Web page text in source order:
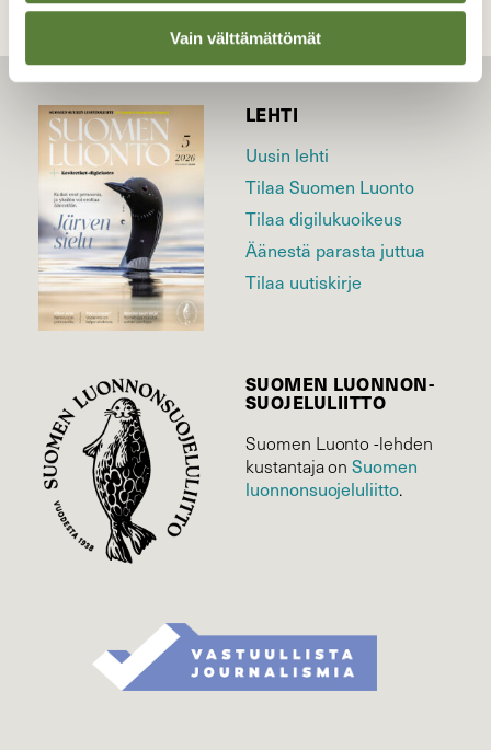
Vain välttämättömät
LEHTI
Uusin lehti
Tilaa Suomen Luonto
Tilaa digilukuoikeus
Äänestä parasta juttua
Tilaa uutiskirje
SUOMEN LUONNON­
SUOJELU­LIITTO
Suomen Luonto -lehden
kustantaja onSuomen
luonnonsuojelu­liitto.